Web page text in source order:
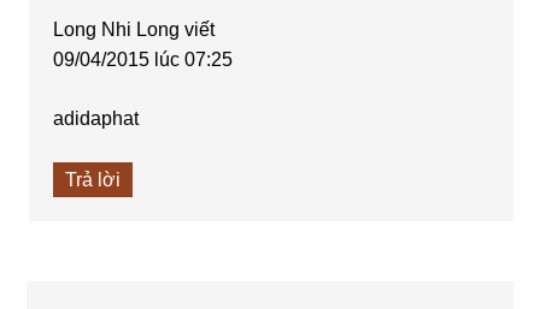
Long Nhi Long viết
09/04/2015 lúc 07:25
adidaphat
Trả lời